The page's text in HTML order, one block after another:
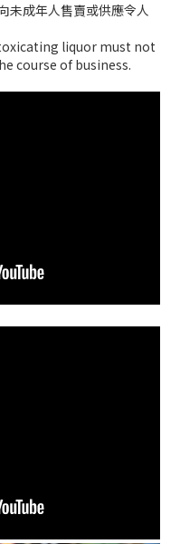
未成年人售賣或供應令人
liquor must not
course of business.